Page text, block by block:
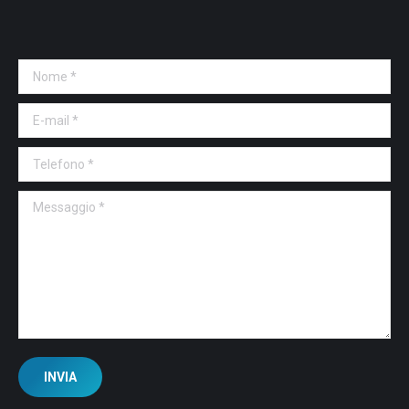
Nome *
E-mail *
Telefono *
Messaggio *
INVIA